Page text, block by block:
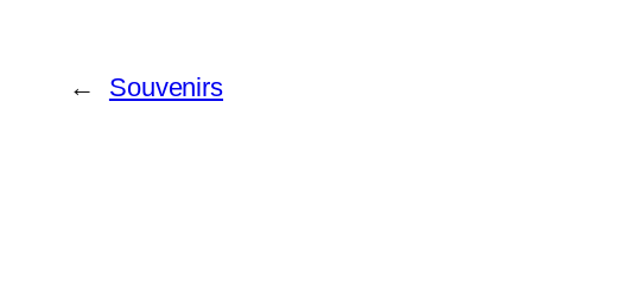
← Souvenirs